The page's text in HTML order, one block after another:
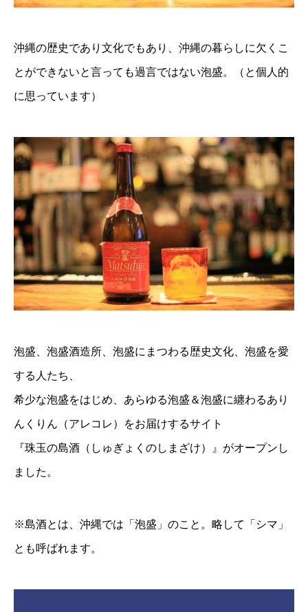
沖縄の歴史であり文化でもあり、沖縄の暮らしに欠くこ
とができないと言っても過言ではない泡盛。（と個人的
に思っています）
泡盛、泡盛酒造所、泡盛にまつわる歴史文化、泡盛を愛
する人たち、
希少な泡盛をはじめ、あらゆる泡盛＆泡盛に纏わるあり
んくりん（アレコレ）をお届けするサイト
『珠玉の島酒（しゅぎょくのしまざけ） 』がオープンし
ました。
※島酒とは、沖縄では「泡盛」のこと。略して「シマ」
とも呼ばれます。